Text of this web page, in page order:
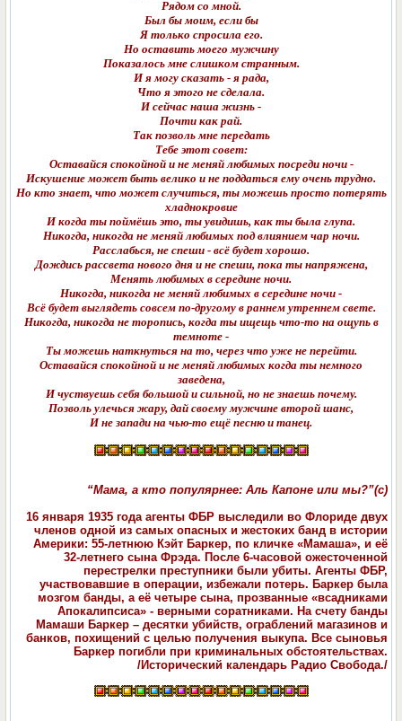
Рядом со мной.
Был бы моим, если бы
Я только спросила его.
Но оставить моего мужчину
Показалось мне слишком странным.
И я могу сказать - я рада,
Что я этого не сделала.
И сейчас наша жизнь -
Почти как рай.
Так позволь мне передать
Тебе этот совет:
Оставайся спокойной и не меняй любимых посреди ночи -
Искушение может быть велико и не поддаться ему очень трудно.
Но кто знает, что может случиться, ты можешь просто потерять
хладнокровие
И когда ты поймёшь это, ты увидишь, как ты была глупа.
Никогда, никогда не меняй любимых под влиянием чар ночи.
Расслабься, не спеши - всё будет хорошо.
Дождись рассвета нового дня и не спеши, пока ты напряжена,
Менять любимых в середине ночи.
Никогда, никогда не меняй любимых в середине ночи -
Всё будет выглядеть совсем по-другому в раннем утреннем свете.
Никогда, никогда не торопись, когда ты ищещь что-то на ощупь в
темноте -
Ты можешь наткнуться на то, через что уже не перейти.
Оставайся спокойной и не меняй любимых когда ты немного
заведена,
И чуствуешь себя большой и сильной, но не знаешь почему.
Позволь улечься жару, дай своему мужчине второй шанс,
И не запади на чью-то ещё песню и танец.
“Мама, а кто популярнее: Аль Капоне или мы?”(с)
16 января 1935 года агенты ФБР выследили во Флориде двух
членов одной из самых опасных и жестоких банд в истории
Америки: 55-летнюю Кэйт Баркер, по кличке «Мамаша», и её
32-летнего сына Фрэда. После 6-часовой ожесточенной
перестрелки преступники были убиты. Агенты ФБР,
участвовавшие в операции, избежали потерь. Баркер была
мозгом банды, а её четыре сына, прозванные «всадниками
Апокалипсиса» - верными соратниками. На счету банды
Мамаши Баркер – десятки убийств, ограблений магазинов и
банков, похищений с целью получения выкупа. Все сыновья
Баркер погибли при криминальных обстоятельствах.
/Исторический календарь Радио Свобода./